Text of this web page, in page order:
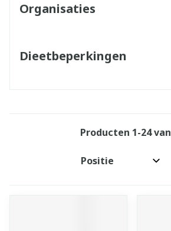
Organisaties
Dieetbeperkingen
Producten 1-24van
Sorteer op: